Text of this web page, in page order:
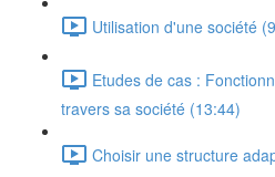
Utilisation d'une société
Etudes de cas :
travers sa société (13:44)
Choisir une structure